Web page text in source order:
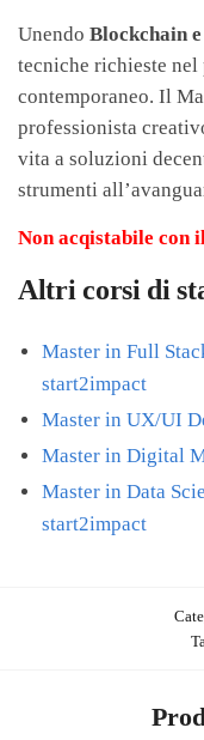
Unendo Blockchain
tecniche richieste
contemporaneo. Il
professionista
vita a soluzioni
strumenti
Non acqistabile con
Altri corsi di
Master in Full
start2impact
Master in UX/UI
Master in Digital
Master in Data
start2impact